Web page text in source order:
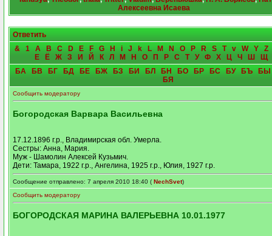
Алексеевна Исаева
Ответить
&
1 A B C D E F G H i J k L M N O P R S T v W Y
Z
Е
Ё Ж З И Й К Л М Н О П Р С Т У Ф Х Ц Ч Ш
Щ
БА
БВ БГ БД БЕ БЖ БЗ БИ БЛ БН БО БР БС БУ БЪ
БЫ
БЯ
Сообщить модератору
Богородская Варвара Васильевна
17.12.1896 г.р., Владимирская обл. Умерла.
Сестры: Анна, Мария.
Муж - Шамолин Алексей Кузьмич.
Дети: Тамара, 1922 г.р., Ангелина, 1925 г.р., Юлия, 1927 г.р.
Сообщение отправлено: 7 апреля 2010 18:40 ( NechSvet)
Сообщить модератору
БОГОРОДСКАЯ МАРИНА ВАЛЕРЬЕВНА 10.01.1977